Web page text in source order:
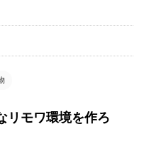
リモワ環境を作ろ